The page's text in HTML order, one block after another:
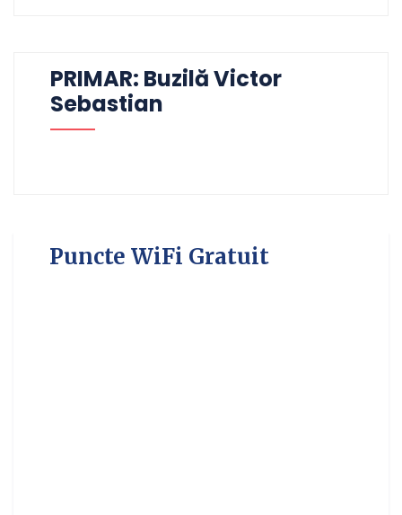
PRIMAR: Buzilă Victor
Sebastian
Puncte WiFi Gratuit